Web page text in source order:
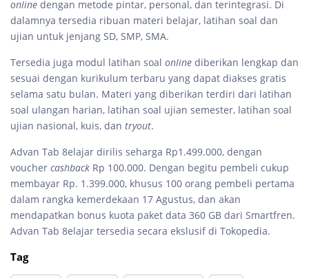
online dengan metode pintar, personal, dan terintegrasi. Di
dalamnya tersedia ribuan materi belajar, latihan soal dan
ujian untuk jenjang SD, SMP, SMA.
Tersedia juga modul latihan soal online diberikan lengkap dan
sesuai dengan kurikulum terbaru yang dapat diakses gratis
selama satu bulan. Materi yang diberikan terdiri dari latihan
soal ulangan harian, latihan soal ujian semester, latihan soal
ujian nasional, kuis, dan tryout.
Advan Tab 8elajar dirilis seharga Rp1.499.000, dengan
voucher cashback Rp 100.000. Dengan begitu pembeli cukup
membayar Rp. 1.399.000, khusus 100 orang pembeli pertama
dalam rangka kemerdekaan 17 Agustus, dan akan
mendapatkan bonus kuota paket data 360 GB dari Smartfren.
Advan Tab 8elajar tersedia secara ekslusif di Tokopedia.
Tag